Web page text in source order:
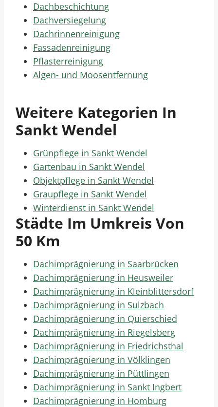
Dachbeschichtung
Dachversiegelung
Dachrinnenreinigung
Fassadenreinigung
Pflasterreinigung
Algen- und Moosentfernung
Weitere Kategorien In
Sankt Wendel
Grünpflege in Sankt Wendel
Gartenbau in Sankt Wendel
Objektpflege in Sankt Wendel
Graupflege in Sankt Wendel
Winterdienst in Sankt Wendel
Städte Im Umkreis Von
50 Km
Dachimprägnierung in Saarbrücken
Dachimprägnierung in Heusweiler
Dachimprägnierung in Kleinblittersdorf
Dachimprägnierung in Sulzbach
Dachimprägnierung in Quierschied
Dachimprägnierung in Riegelsberg
Dachimprägnierung in Friedrichsthal
Dachimprägnierung in Völklingen
Dachimprägnierung in Püttlingen
Dachimprägnierung in Sankt Ingbert
Dachimprägnierung in Homburg